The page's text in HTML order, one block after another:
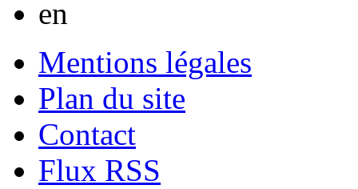
Mentions légales
Plan du site
Contact
Flux RSS